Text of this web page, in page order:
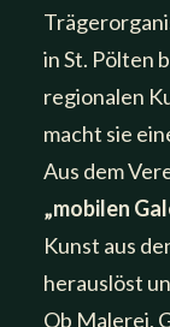
in St. Pölten
regionalen
macht sie
Aus dem
„mobilen
Kunst aus
herauslöst
Ob Malerei,